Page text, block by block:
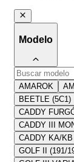
Modelo
AMAROK
BEETLE (5C1)
CADDY
CADDY III
CADDY KA/
GOLF II (191/